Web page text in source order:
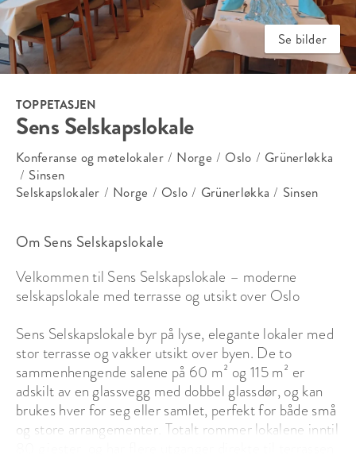
Se bilder
TOPPETASJEN
Sens Selskapslokale
Konferanse og møtelokaler / Norge / Oslo / Grünerløkka
/ Sinsen
Selskapslokaler / Norge / Oslo / Grünerløkka / Sinsen
Om Sens Selskapslokale
Velkommen til Sens Selskapslokale – moderne
selskapslokale med terrasse og utsikt over Oslo
Sens Selskapslokale byr på lyse, elegante lokaler med
stor terrasse og vakker utsikt over byen. De to
sammenhengende salene på 60 m² og 115 m² er
adskilt av en glassvegg med dobbel glassdør, og kan
brukes hver for seg eller samlet, perfekt for både små
og store arrangementer. Totalt rommer lokalene inntil